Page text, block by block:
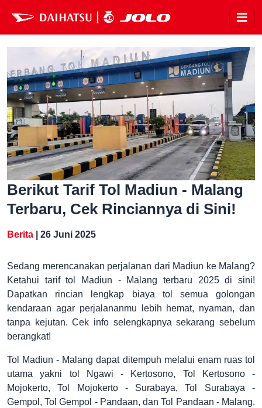
Berikut Tarif Tol Madiun - Malang
Terbaru, Cek Rinciannya di Sini!
Berita | 26 Juni 2025
Sedang merencanakan perjalanan dari Madiun ke Malang?
Ketahui tarif tol Madiun - Malang terbaru 2025 di sini!
Dapatkan rincian lengkap biaya tol semua golongan
kendaraan agar perjalananmu lebih hemat, nyaman, dan
tanpa kejutan. Cek info selengkapnya sekarang sebelum
berangkat!
Tol Madiun - Malang dapat ditempuh melalui enam ruas tol
utama yakni tol Ngawi - Kertosono, Tol Kertosono -
Mojokerto, Tol Mojokerto - Surabaya, Tol Surabaya -
Gempol, Tol Gempol - Pandaan, dan Tol Pandaan - Malang.